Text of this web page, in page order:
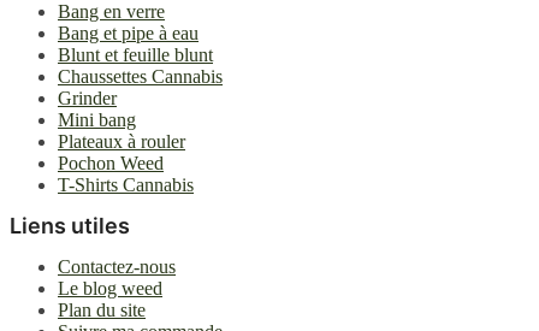
Bang en verre
Bang et pipe à eau
Blunt et feuille blunt
Chaussettes Cannabis
Grinder
Mini bang
Plateaux à rouler
Pochon Weed
T-Shirts Cannabis
Liens utiles
Contactez-nous
Le blog weed
Plan du site